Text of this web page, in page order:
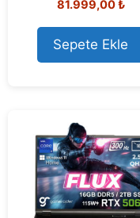
o
t
o
f
5
81.999,00₺
Sepete Ekle